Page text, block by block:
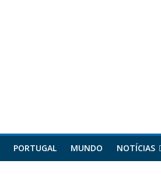
PORTUGAL MUNDO NOTÍCIAS